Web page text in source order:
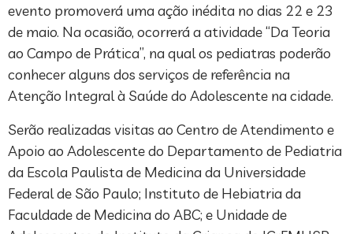
evento promoverá uma ação inédita no dias 22 e 23
de maio. Na ocasião, ocorrerá a atividade “Da Teoria
ao Campo de Prática”, na qual os pediatras poderão
conhecer alguns dos serviços de referência na
Atenção Integral à Saúde do Adolescente na cidade.
Serão realizadas visitas ao Centro de Atendimento e
Apoio ao Adolescente do Departamento de Pediatria
da Escola Paulista de Medicina da Universidade
Federal de São Paulo; Instituto de Hebiatria da
Faculdade de Medicina do ABC; e Unidade de